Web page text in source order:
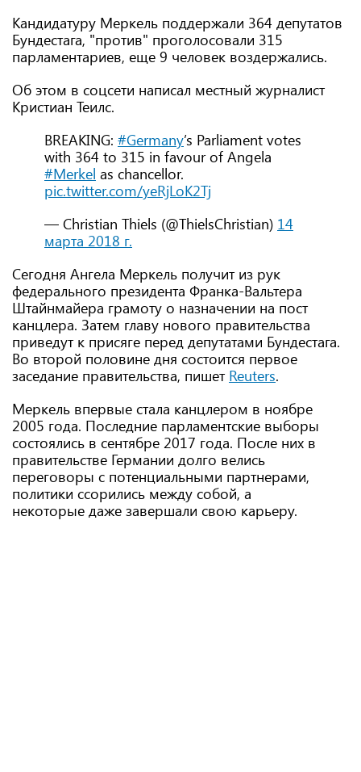
Кандидатуру Меркель поддержали 364 депутатов
Бундестага, "против" проголосовали 315
парламентариев, еще 9 человек воздержались.
Об этом в соцсети написал местный журналист
Кристиан Теилс.
BREAKING: #Germany’s Parliament votes
with 364 to 315 in favour of Angela
#Merkel as chancellor.
pic.twitter.com/yeRjLoK2Tj
— Christian Thiels (@ThielsChristian) 14
марта 2018 г.
Сегодня Ангела Меркель получит из рук
федерального президента Франка-Вальтера
Штайнмайера грамоту о назначении на пост
канцлера. Затем главу нового правительства
приведут к присяге перед депутатами Бундестага.
Во второй половине дня состоится первое
заседание правительства, пишет Reuters.
Меркель впервые стала канцлером в ноябре
2005 года. Последние парламентские выборы
состоялись в сентябре 2017 года. После них в
правительстве Германии долго велись
переговоры с потенциальными партнерами,
политики ссорились между собой, а
некоторые даже завершали свою карьеру.